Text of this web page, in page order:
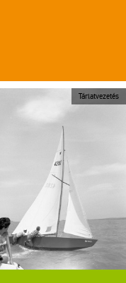
Tárlatvezetés